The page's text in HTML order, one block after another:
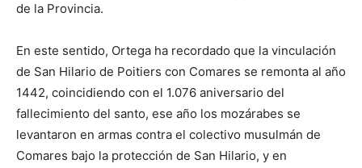
de la Provincia.
En este sentido, Ortega ha recordado que la vinculación
de San Hilario de Poitiers con Comares se remonta al año
1442, coincidiendo con el 1.076 aniversario del
fallecimiento del santo, ese año los mozárabes se
levantaron en armas contra el colectivo musulmán de
Comares bajo la protección de San Hilario, y en